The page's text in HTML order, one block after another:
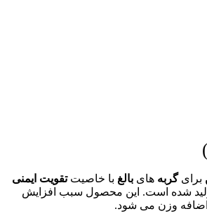
برایگربه های بالغ با خاصیتتقویت ایمنی
شده است. این محصول سبب افزایش
وزن می شود.